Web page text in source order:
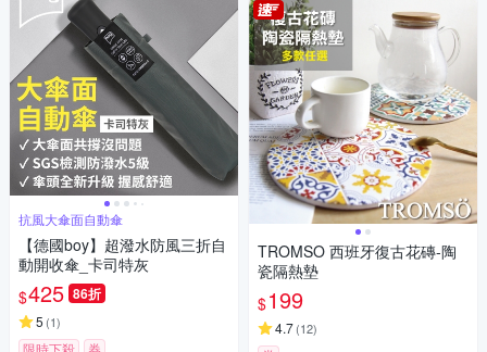
抗風大傘面自動傘
【德國boy】超潑水防風三折自
動開收傘_卡司特灰
$425 86折
5 (1)
TROMSO 西班牙復古花磚-陶
瓷隔熱墊
$199
4.7(12)